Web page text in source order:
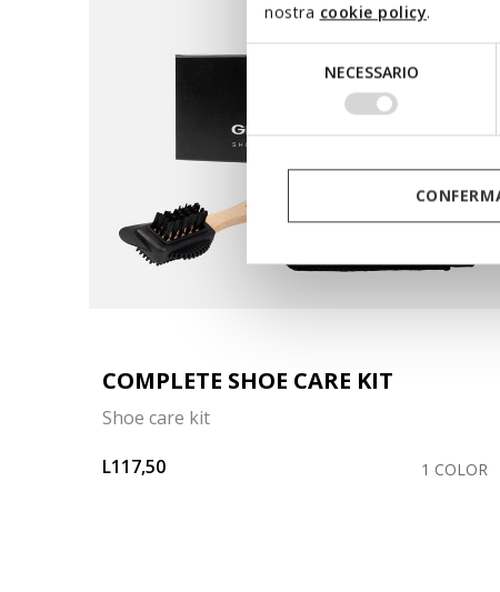
nostra cookie policy.
Selezione
NECESSARIO
COMPLETE SHOE CARE KIT
Shoe care kit
L117,50
1 COLOR